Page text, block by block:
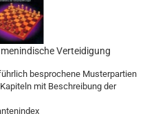
Verteidigung
besprochene Musterpartien
mit Beschreibung der